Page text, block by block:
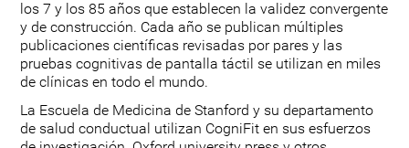
los 7 y los 85 años que establecen la validez convergente
y de construcción. Cada año se publican múltiples
publicaciones científicas revisadas por pares y las
pruebas cognitivas de pantalla táctil se utilizan en miles
de clínicas en todo el mundo.
La Escuela de Medicina de Stanford y su departamento
de salud conductual utilizan CogniFit en sus esfuerzos